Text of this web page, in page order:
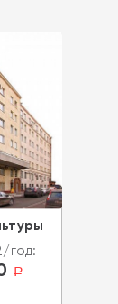
год:
a